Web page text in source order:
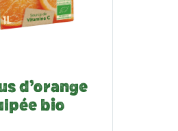
d’orange
bio